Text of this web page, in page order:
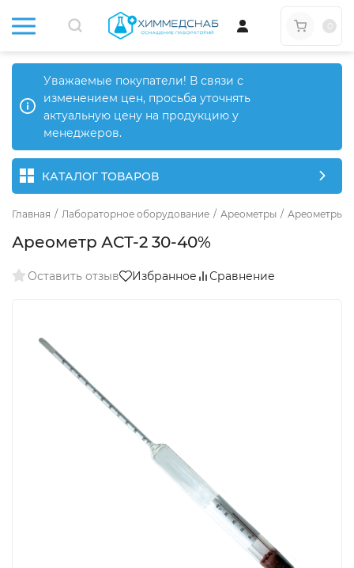
Уважаемые покупатели! В связи с
изменением цен, просьба уточнять
актуальную цену на продукцию у
менеджеров.
КАТАЛОГ ТОВАРОВ
Главная / Лабораторное оборудование / Ареометры / Ареометры
Ареометр АСТ-2 30-40%
Оставить отзыв Избранное Сравнение